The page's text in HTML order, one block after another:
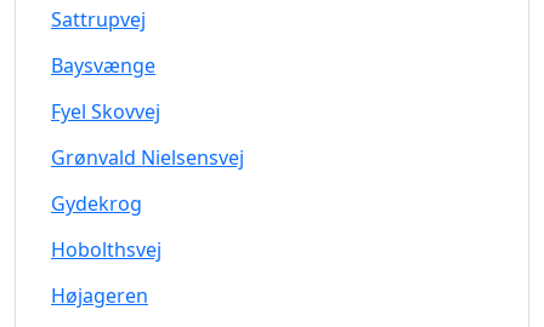
Sattrupvej
Baysvænge
Fyel Skovvej
Grønvald Nielsensvej
Gydekrog
Hobolthsvej
Højageren